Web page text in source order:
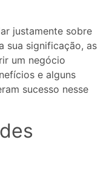
justamente sobre
sua significação, as
um negócio
e alguns
sucesso nesse